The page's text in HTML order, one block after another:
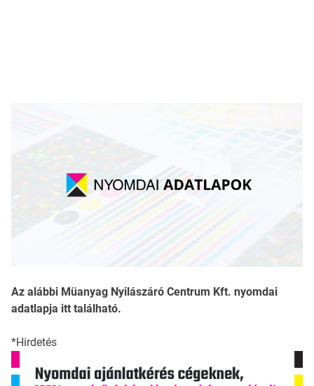
Az alábbi Müanyag Nyilászáró Centrum Kft. nyomdai
adatlapja itt található.
*Hirdetés